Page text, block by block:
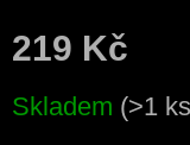
219 Kč
cena:
Skladem (>1